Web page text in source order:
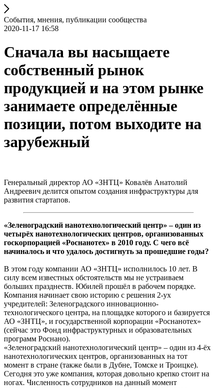
События, мнения, публикации сообщества
2020-11-17 16:58
Сначала вы насыщаете
собственный рынок
продукцией и на этом рынке
занимаете определённые
позиции, потом выходите на
зарубежный
Генеральный директор АО «ЗНТЦ» Ковалёв Анатолий
Андреевич делится опытом создания инфраструктуры для
развития стартапов.
«Зеленоградский нанотехнологический центр» – один из
четырёх нанотехнологических центров, организованных
госкорпорацией «Роснанотех» в 2010 году. С чего всё
начиналось и что удалось достигнуть за прошедшие годы?
В этом году компании АО «ЗНТЦ» исполнилось 10 лет. В
силу всем известных обстоятельств мы не устраиваем
больших празднеств. Юбилей прошёл в рабочем порядке.
Компания начинает свою историю с решения 2-ух
учредителей: Зеленоградского инновационно-
технологического центра, на площадке которого и базируется
АО «ЗНТЦ», и государственной корпорации «Роснанотех»
(сейчас это Фонд инфраструктурных и образовательных
программ Роснано).
«Зеленоградский нанотехнологический центр» – один из 4-ёх
нанотехнологических центров, организованных на тот
момент в стране (также были в Дубне, Томске и Троицке).
Сегодня это уже компания, которая довольно крепко стоит на
ногах. Численность сотрудников на данный момент